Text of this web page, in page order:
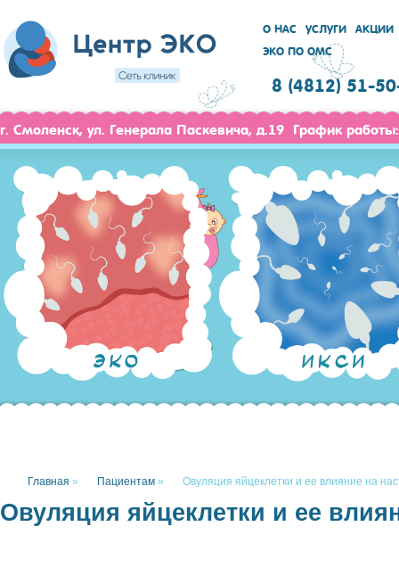
О НАС УСЛУГИ
АКЦИИ
ЭКО ПО ОМС
8 (4812) 51-
г. Смоленск, ул. Генерала Паскевича, д.19 График
Главная » Пациентам » Овуляция яйцеклетки и ее влияние на
Овуляция яйцеклетки и ее